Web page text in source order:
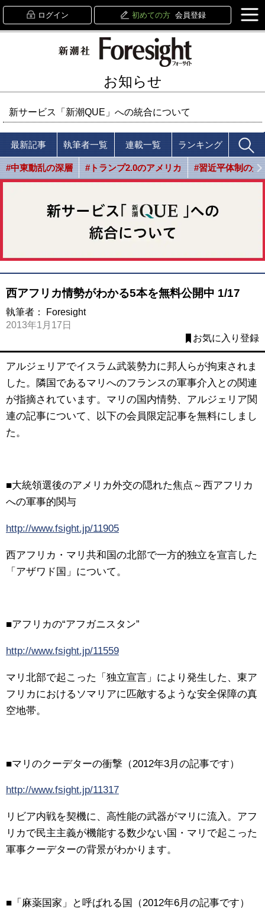
ログイン 初めての方 会員登録
お知らせ
新サービス「新潮QUE」への統合について
最新記事 執筆者一覧 連載一覧 ランキング
#中東動乱の深層 #トランプ2.0のアメリカ #習近平体制の光
西アフリカ情勢がわかる5本を無料公開中 1/17
執筆者：
Foresight
2013年1月17日
お気に入り登録
アルジェリアでイスラム武装勢力に邦人らが拘束されま
した。隣国であるマリへのフランスの軍事介入との関連
が指摘されています。マリの国内情勢、アルジェリア関
連の記事について、以下の会員限定記事を無料にしまし
た。
■大統領選後のアメリカ外交の隠れた焦点～西アフリカ
への軍事的関与
http://www.fsight.jp/11905
西アフリカ・マリ共和国の北部で一方的独立を宣言した
「アザワド国」について。
■アフリカの“アフガニスタン”
http://www.fsight.jp/11559
マリ北部で起こった「独立宣言」により発生した、東ア
フリカにおけるソマリアに匹敵するような安全保障の真
空地帯。
■マリのクーデターの衝撃（2012年3月の記事です）
http://www.fsight.jp/11317
リビア内戦を契機に、高性能の武器がマリに流入。アフ
リカで民主主義が機能する数少ない国・マリで起こった
軍事クーデターの背景がわかります。
■「麻薬国家」と呼ばれる国（2012年6月の記事です）